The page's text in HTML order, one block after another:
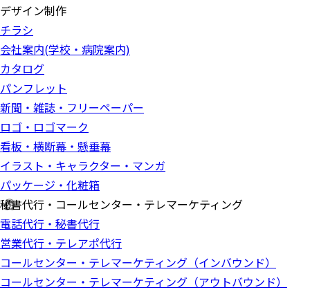
デザイン制作
チラシ
会社案内(学校・病院案内)
カタログ
パンフレット
新聞・雑誌・フリーペーパー
ロゴ・ロゴマーク
看板・横断幕・懸垂幕
イラスト・キャラクター・マンガ
パッケージ・化粧箱
秘書代行・コールセンター・テレマーケティング
電話代行・秘書代行
営業代行・テレアポ代行
コールセンター・テレマーケティング（インバウンド）
コールセンター・テレマーケティング（アウトバウンド）